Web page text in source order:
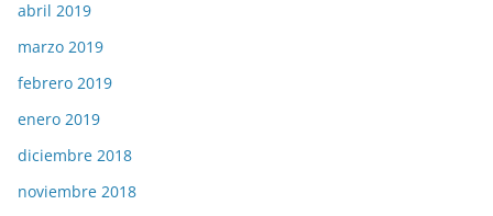
abril 2019
marzo 2019
febrero 2019
enero 2019
diciembre 2018
noviembre 2018